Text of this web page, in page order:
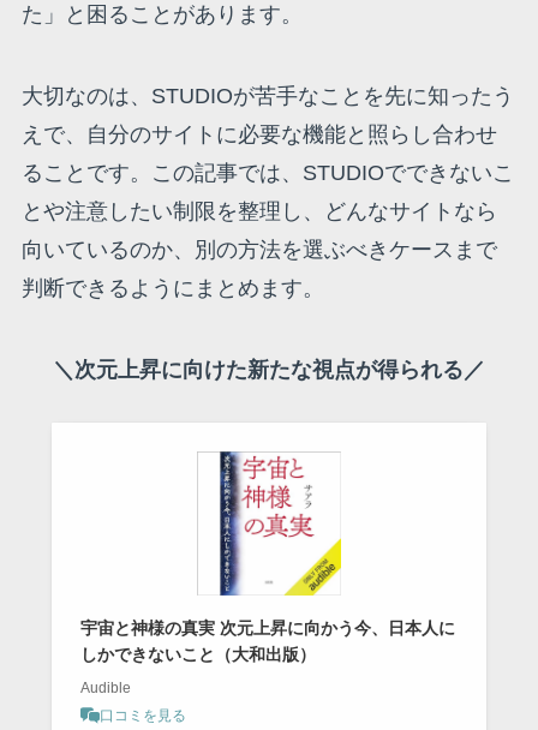
た」と困ることがあります。
大切なのは、STUDIOが苦手なことを先に知ったう
えで、自分のサイトに必要な機能と照らし合わせ
ることです。この記事では、STUDIOでできないこ
とや注意したい制限を整理し、どんなサイトなら
向いているのか、別の方法を選ぶべきケースまで
判断できるようにまとめます。
＼次元上昇に向けた新たな視点が得られる／
宇宙と神様の真実 次元上昇に向かう今、日本人に
しかできないこと（大和出版）
Audible
口コミを見る